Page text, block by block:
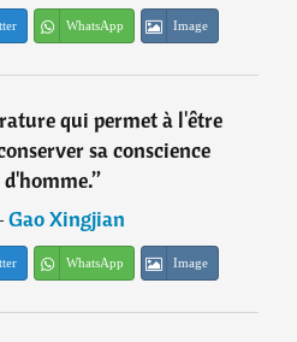
WhatsApp Image
qui permet à l'être
sa conscience
d'homme.”
Gao Xingjian
WhatsApp Image